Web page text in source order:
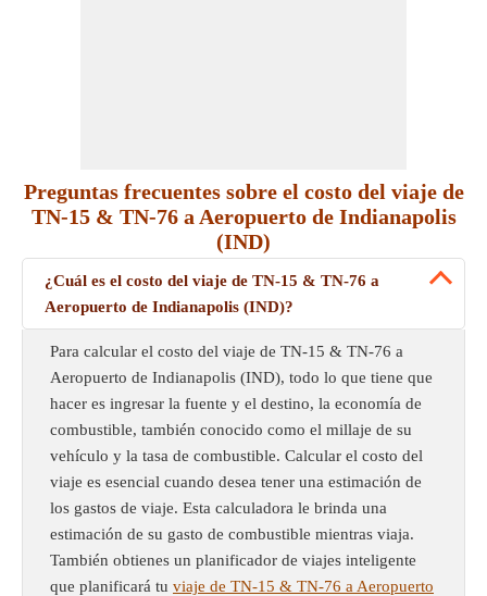
Preguntas frecuentes sobre el costo del viaje de
TN-15 & TN-76 a Aeropuerto de Indianapolis
(IND)
¿Cuál es el costo del viaje de TN-15 & TN-76 a
Aeropuerto de Indianapolis (IND)?
Para calcular el costo del viaje de TN-15 & TN-76 a
Aeropuerto de Indianapolis (IND), todo lo que tiene que
hacer es ingresar la fuente y el destino, la economía de
combustible, también conocido como el millaje de su
vehículo y la tasa de combustible. Calcular el costo del
viaje es esencial cuando desea tener una estimación de
los gastos de viaje. Esta calculadora le brinda una
estimación de su gasto de combustible mientras viaja.
También obtienes un planificador de viajes inteligente
que planificará tu viaje de TN-15 & TN-76 a Aeropuerto